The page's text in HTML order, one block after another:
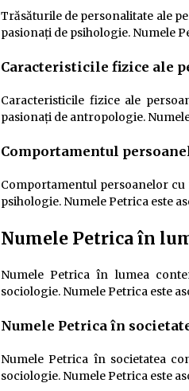
Trăsăturile de personalitate ale
pasionați de psihologie. Numele
Caracteristicile fizice ale
Caracteristicile fizice ale
pasionați de antropologie.
Comportamentul
Comportamentul persoanelor
psihologie. Numele Petrica este
Numele Petrica în
Numele Petrica în lumea
sociologie. Numele Petrica este
Numele Petrica în
Numele Petrica în societatea
sociologie. Numele Petrica este